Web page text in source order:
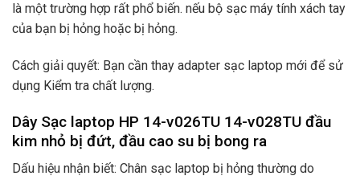
là một trường hợp rất phổ biến. nếu bộ sạc máy tính xách tay
của bạn bị hỏng hoặc bị hỏng.
Cách giải quyết: Bạn cần thay adapter sạc laptop mới để sử
dụng Kiểm tra chất lượng.
Dây Sạc laptop HP 14-v026TU 14-v028TU đầu
kim nhỏ bị đứt, đầu cao su bị bong ra
Dấu hiệu nhận biết: Chân sạc laptop bị hỏng thường do